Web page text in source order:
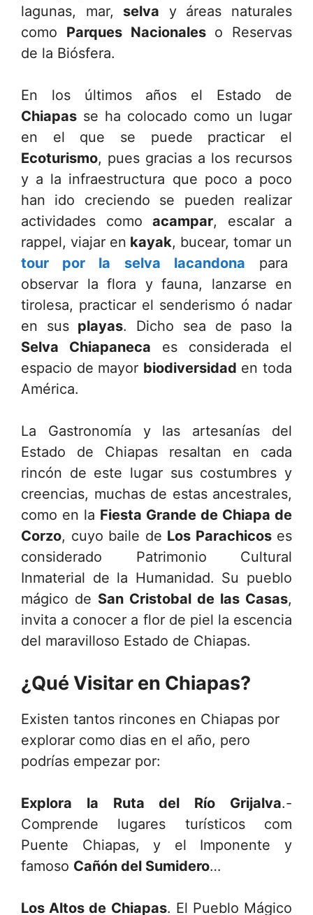
lagunas, mar, selva y áreas naturales
como Parques Nacionaleso Reservas
de la Biósfera.
En los últimos años el Estado de
Chiapas se ha colocado como un lugar
en el que se puede practicar el
Ecoturismo, pues gracias a los recursos
y a la infraestructura que poco a poco
han ido creciendo se pueden realizar
actividades como acampar, escalar a
rappel, viajar en kayak, bucear, tomar un
tour por la selva lacandona para
observar la flora y fauna, lanzarse en
tirolesa, practicar el senderismo ó nadar
en sus playas. Dicho sea de paso la
Selva Chiapaneca es considerada el
espacio de mayor biodiversidad en toda
América.
La Gastronomía y las artesanías del
Estado de Chiapas resaltan en cada
rincón de este lugar sus costumbres y
creencias, muchas de estas ancestrales,
como en la Fiesta Grande de Chiapa de
Corzo, cuyo baile de Los Parachicoses
considerado Patrimonio Cultural
Inmaterial de la Humanidad. Su pueblo
mágico de San Cristobal de las Casas,
invita a conocer a flor de piel la escencia
del maravilloso Estado de Chiapas.
¿Qué Visitar en Chiapas?
Existen tantos rincones en Chiapas por
explorar como dias en el año, pero
podrías empezar por:
Explora la Ruta del Río Grijalva.-
Comprende lugares turísticos com
Puente Chiapas, y el Imponente y
famoso Cañón del Sumidero…
Los Altos de Chiapas. El Pueblo Mágico